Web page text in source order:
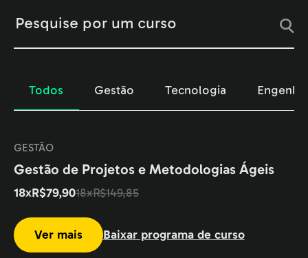
Pesquise por um curso
Todos Gestão Tecnologia
GESTÃO
Gestão de Projetos e Metodologias Ágeis
18xR$79,9018xR$149,85
Ver mais Baixar programa de curso